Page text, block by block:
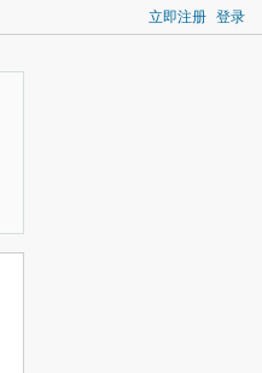
立即注册 登录